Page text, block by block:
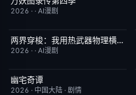
2026 · · AI漫剧
完结 10.0两界穿梭：我用热武器物理横推修真界
2026 · · AI漫剧
已完结
幽宅奇谭
2026 · 中国大陆 · 剧情